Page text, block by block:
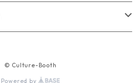
© Culture-Booth
Powered by